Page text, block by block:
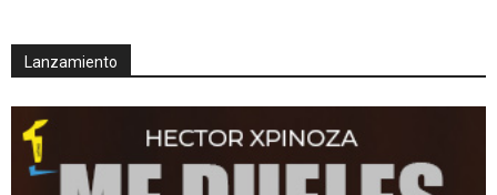
Lanzamiento